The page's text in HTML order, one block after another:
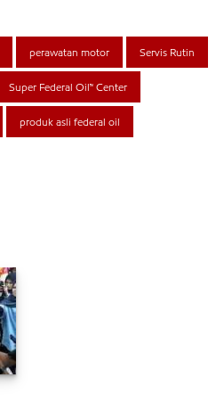
perawatan motor Servis Rutin
Super Federal Oil™ Center
produk asli federal oil